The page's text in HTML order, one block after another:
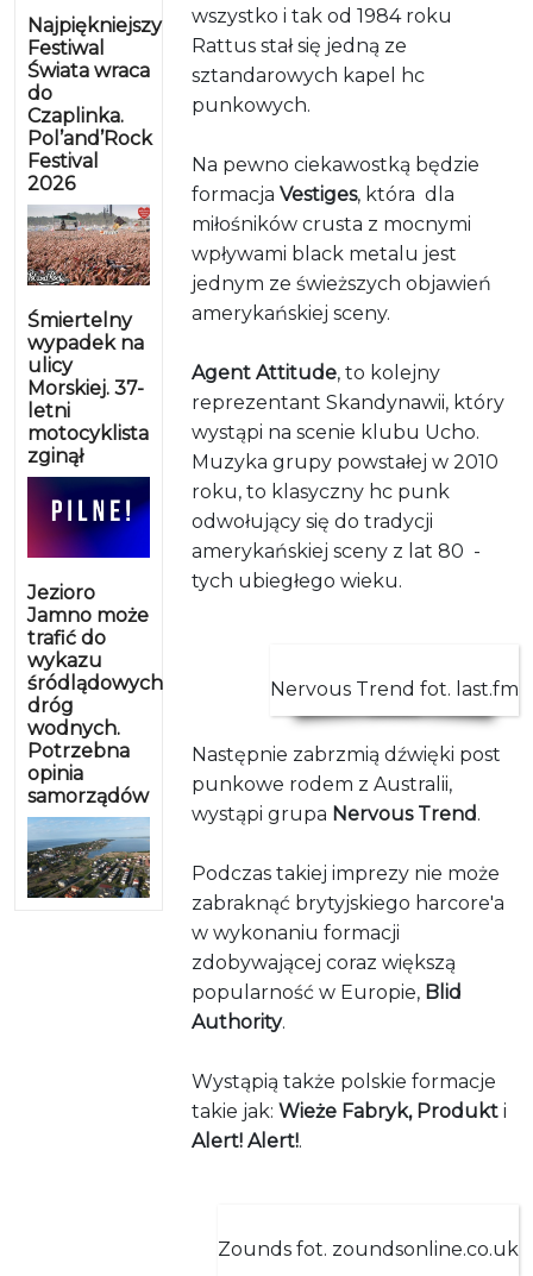
Najpiękniejszy
Festiwal
Świata wraca
do
Czaplinka.
Pol’and’Rock
Festival
2026
Śmiertelny
wypadek na
ulicy
Morskiej. 37-
letni
motocyklista
zginął
Jezioro
Jamno może
trafić do
wykazu
śródlądowych
dróg
wodnych.
Potrzebna
opinia
samorządów
wszystko i tak od 1984 roku
Rattus stał się jedną ze
sztandarowych kapel hc
punkowych.
Na pewno ciekawostką będzie
formacjaVestiges, która dla
miłośników crusta z mocnymi
wpływami black metalu jest
jednym ze świeższych objawień
amerykańskiej sceny.
Agent Attitude, to kolejny
reprezentant Skandynawii, który
wystąpi na scenie klubu Ucho.
Muzyka grupy powstałej w 2010
roku, to klasyczny hc punk
odwołujący się do tradycji
amerykańskiej sceny z lat 80 -
tych ubiegłego wieku.
Nervous Trend fot. last.fm
Następnie zabrzmią dźwięki post
punkowe rodem z Australii,
wystąpi grupa Nervous Trend.
Podczas takiej imprezy nie może
zabraknąć brytyjskiego harcore'a
w wykonaniu formacji
zdobywającej coraz większą
popularność w Europie, Blid
Authority.
Wystąpią także polskie formacje
takie jak:Wieże Fabryk, Produkt i
Alert! Alert!.
Zounds fot. zoundsonline.co.uk